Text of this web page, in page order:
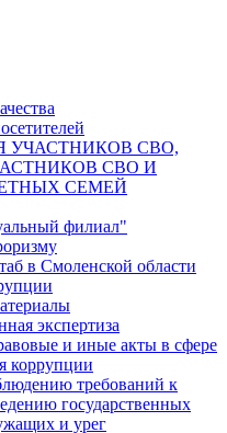
УЧАСТНИКОВ СВО,
СВО И
СЕМЕЙ
филиал"
в Смоленской области
экспертиза
и иные акты в сфере
коррупции
требований к
государственных
и урег